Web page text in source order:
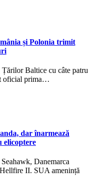
și Polonia trimit
Baltice cu câte patru
oficial prima…
dar înarmează
elicoptere
Danemarca
II. SUA amenință